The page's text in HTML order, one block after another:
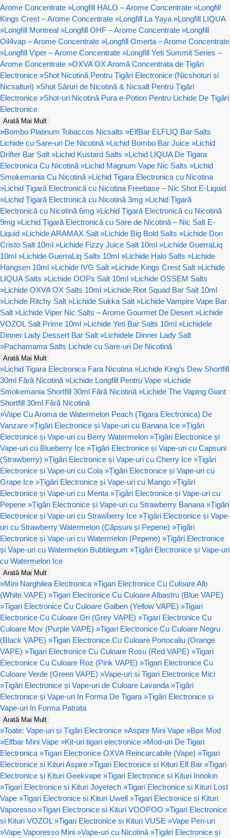
Arome Concentrate »Longfill HALO – Arome Concentrate »Longfill
Kings Crest – Arome Concentrate »Longfill La Yaya »Longfill LIQUA
»Longfill Montreal »Longfill OHF – Arome Concentrate »Longfill
Oil4vap – Arome Concentrate »Longfill Omerta – Arome Concentrate
»Longfill Viper – Arome Concentrate »Longfill Yeti Summit Series –
Arome Concentrate »OXVA OX Aromă Concentrata de Țigări
Electronice »Shot Nicotină Pentru Țigări Electronice (Nicshoturi si
Nicsalturi) »Shot Săruri de Nicotină & Nicsalt Pentru Țigări
Electronice »Shot-uri Nicotină Pura e-Potion Pentru Lichide De Țigări
Electronice
Arată Mai Mult
»Bombo Platinum Tobaccos Nicsalts »ElfBar ELFLIQ Bar Salts
Lichide cu Sare-uri De Nicotină »Lichid Bombo Bar Juice »Lichid
Drifter Bar Salt »Lichid Kustard Salts »Lichid LIQUA De Tigara
Electronica Cu Nicotină »Lichid Magnum Vape Nic Salts »Lichid
Smokemania Cu Nicotină »Lichid Tigara Electronica cu Nicotina
»Lichid Țigară Electronică cu Nicotina Freebase – Nic Shot E-Liquid
»Lichid Țigară Electronică cu Nicotină 3mg »Lichid Țigară
Electronică cu Nicotină 6mg »Lichid Țigară Electronică cu Nicotină
9mg »Lichid Țigară Electronică cu Sare de Nicotină – Nic Salt E-
Liquid »Lichide ARAMAX Salt »Lichide Big Bold Salts »Lichide Don
Cristo Salt 10ml »Lichide Fizzy Juice Salt 10ml »Lichide GuerraLiq
10ml »Lichide GuerraLiq Salts 10ml »Lichide Halo Salts »Lichide
Hangsen 10ml »Lichide IVG Salt »Lichide Kings Crest Salt »Lichide
LIQUA Salts »Lichide OOPs Salt 10ml »Lichide OSSEM Salts
»Lichide OXVA OX Salts 10ml »Lichide Riot Squad Bar Salt 10ml
»Lichide Ritchy Salt »Lichide Sukka Salt »Lichide Vampire Vape Bar
Salt »Lichide Viper Nic Salts – Arome Gourmet De Desert »Lichide
VOZOL Salt Prime 10ml »Lichide Yeti Bar Salts 10ml »Lichidele
Dinner Lady Dessert Bar Salt »Lichidele Dinner Lady Salt
»Pachamama Salts Lichide cu Sare-uri De Nicotină
Arată Mai Mult
»Lichid Tigara Electronica Fara Nicotina »Lichide King's Dew Shortfill
30ml Fără Nicotină »Lichide Longfill Pentru Vape »Lichide
Smokemania Shortfill 30ml Fără Nicotină »Lichide The Vaping Giant
Shortfill 30ml Fără Nicotină
»Vape Cu Aroma de Watermelon Peach (Tigara Electronica) De
Vanzare »Țigări Electronice și Vape-uri cu Banana Ice »Țigări
Electronice și Vape-uri cu Berry Watermelon »Țigări Electronice și
Vape-uri cu Blueberry Ice »Țigări Electronice și Vape-uri cu Capsuni
(Strawberry) »Țigări Electronice și Vape-uri cu Cherry Ice »Țigări
Electronice și Vape-uri cu Cola »Țigări Electronice și Vape-uri cu
Grape Ice »Țigări Electronice și Vape-uri cu Mango »Țigări
Electronice și Vape-uri cu Menta »Țigări Electronice și Vape-uri cu
Pepene »Țigări Electronice și Vape-uri cu Strawberry Banana »Țigări
Electronice și Vape-uri cu Strawberry Ice »Țigări Electronice și Vape-
uri cu Strawberry Watermelon (Căpșuni și Pepene) »Țigări
Electronice și Vape-uri cu Watermelon (Pepene) »Țigări Electronice
și Vape-uri cu Watermelon Bubblegum »Țigări Electronice și Vape-uri
cu Watermelon Ice
Arată Mai Mult
»Mini Narghilea Electronica »Tigari Electronice Cu Culoare Alb
(White VAPE) »Tigari Electronice Cu Culoare Albastru (Blue VAPE)
»Tigari Electronice Cu Culoare Galben (Yellow VAPE) »Tigari
Electronice Cu Culoare Gri (Grey VAPE) »Tigari Electronice Cu
Culoare Mov (Purple VAPE) »Tigari Electronice Cu Culoare Negru
(Black VAPE) »Tigari Electronice Cu Culoare Portocaliu (Orange
VAPE) »Tigari Electronice Cu Culoare Rosu (Red VAPE) »Tigari
Electronice Cu Culoare Roz (Pink VAPE) »Tigari Electronice Cu
Culoare Verde (Green VAPE) »Vape-uri si Tigari Electronice Mici
»Țigări Electronice și Vape-uri de Culoare Lavanda »Țigări
Electronice și Vape-uri In Forma De Tigara »Țigări Electronice și
Vape-uri In Forma Patrata
Arată Mai Mult
»Toate: Vape-uri și Țigări Electronice »Aspire Mini Vape »Box Mod
»Elfbar Mini Vape »Kit-uri tigari electronice »Mod-uri De Tigari
Electronica »Tigari Electronice OXVA Reincarcabile (Vape) »Tigari
Electronice si Kituri Aspire »Tigari Electronice si Kituri Elf Bar »Tigari
Electronice si Kituri Geekvape »Tigari Electronice si Kituri Innokin
»Tigari Electronice si Kituri Joyetech »Tigari Electronice si Kituri Lost
Vape »Tigari Electronice si Kituri Uwell »Tigari Electronice si Kituri
Vaporesso »Tigari Electronice si Kituri VOOPOO »Tigari Electronice
si Kituri VOZOL »Tigari Electronice si Kituri VUSE »Vape Pen-uri
»Vape Vaporesso Mini »Vape-uri cu Nicotină »Țigări Electronice și